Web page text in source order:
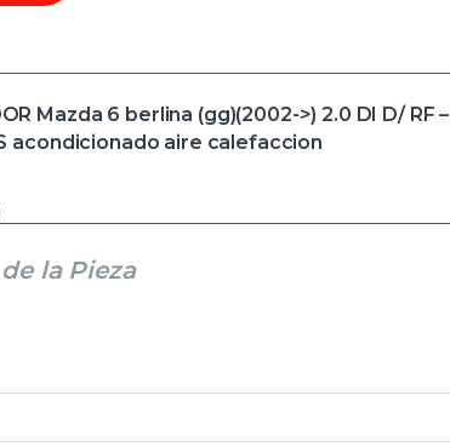
Mazda 6 berlina (gg)(2002->) 2.0 DI D/ RF –
acondicionado aire calefaccion
la Pieza